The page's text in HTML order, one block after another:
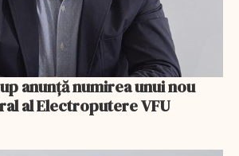
anunță numirea unui nou
al Electroputere VFU